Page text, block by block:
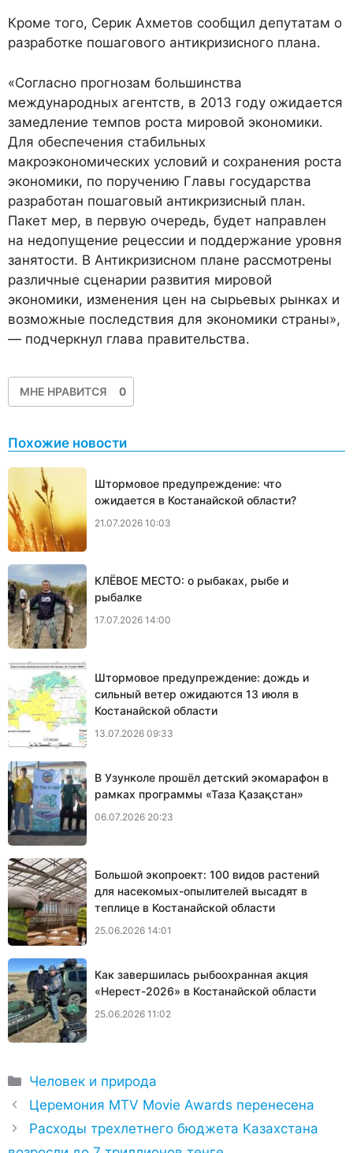
Кроме того, Серик Ахметов сообщил депутатам о
разработке пошагового антикризисного плана.
«Согласно прогнозам большинства
международных агентств, в 2013 году ожидается
замедление темпов роста мировой экономики.
Для обеспечения стабильных
макроэкономических условий и сохранения роста
экономики, по поручению Главы государства
разработан пошаговый антикризисный план.
Пакет мер, в первую очередь, будет направлен
на недопущение рецессии и поддержание уровня
занятости. В Антикризисном плане рассмотрены
различные сценарии развития мировой
экономики, изменения цен на сырьевых рынках и
возможные последствия для экономики страны»,
— подчеркнул глава правительства.
МНЕ НРАВИТСЯ 0
Похожие новости
Штормовое предупреждение: что
ожидается в Костанайской области?
21.07.2026 10:03
КЛЁВОЕ МЕСТО: о рыбаках, рыбе и
рыбалке
17.07.2026 14:00
Штормовое предупреждение: дождь и
сильный ветер ожидаются 13 июля в
Костанайской области
13.07.2026 09:33
В Узунколе прошёл детский экомарафон в
рамках программы «Таза Қазақстан»
06.07.2026 20:23
Большой экопроект: 100 видов растений
для насекомых-опылителей высадят в
теплице в Костанайской области
25.06.2026 14:01
Как завершилась рыбоохранная акция
«Нерест-2026» в Костанайской области
25.06.2026 11:02
Рубрики
Человек и природа
Церемония MTV Movie Awards перенесена
Расходы трехлетнего бюджета Казахстана